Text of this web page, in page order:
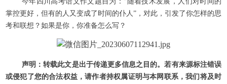
掌控更好，但有的人又变成了时间的仆人”，对此，引发了你怎样的思
考和联想？如果是你，你准备怎么写？
声明：转载此文是出于传递更多信息之目的。若有来源标注错误
或侵犯了您的合法权益，请作者持权属证明与本网联系，我们将及时